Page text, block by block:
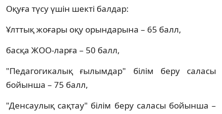
Оқуға түсу үшін шекті балдар:
Ұлттық жоғары оқу орындарына – 65 балл,
басқа ЖОО-ларға – 50 балл,
"Педагогикалық ғылымдар" білім беру саласы
бойынша – 75 балл,
"Денсаулық сақтау" білім беру саласы бойынша –